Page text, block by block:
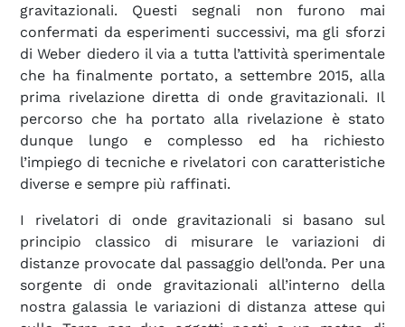
gravitazionali. Questi segnali non furono mai
confermati da esperimenti successivi, ma gli sforzi
di Weber diedero il via a tutta l’attività sperimentale
che ha finalmente portato, a settembre 2015, alla
prima rivelazione diretta di onde gravitazionali. Il
percorso che ha portato alla rivelazione è stato
dunque lungo e complesso ed ha richiesto
l’impiego di tecniche e rivelatori con caratteristiche
diverse e sempre più raffinati.
I rivelatori di onde gravitazionali si basano sul
principio classico di misurare le variazioni di
distanze provocate dal passaggio dell’onda. Per una
sorgente di onde gravitazionali all’interno della
nostra galassia le variazioni di distanza attese qui